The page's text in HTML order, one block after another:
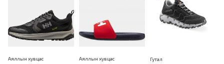
Аяллын хувцас Аяллын хувцас Гутал